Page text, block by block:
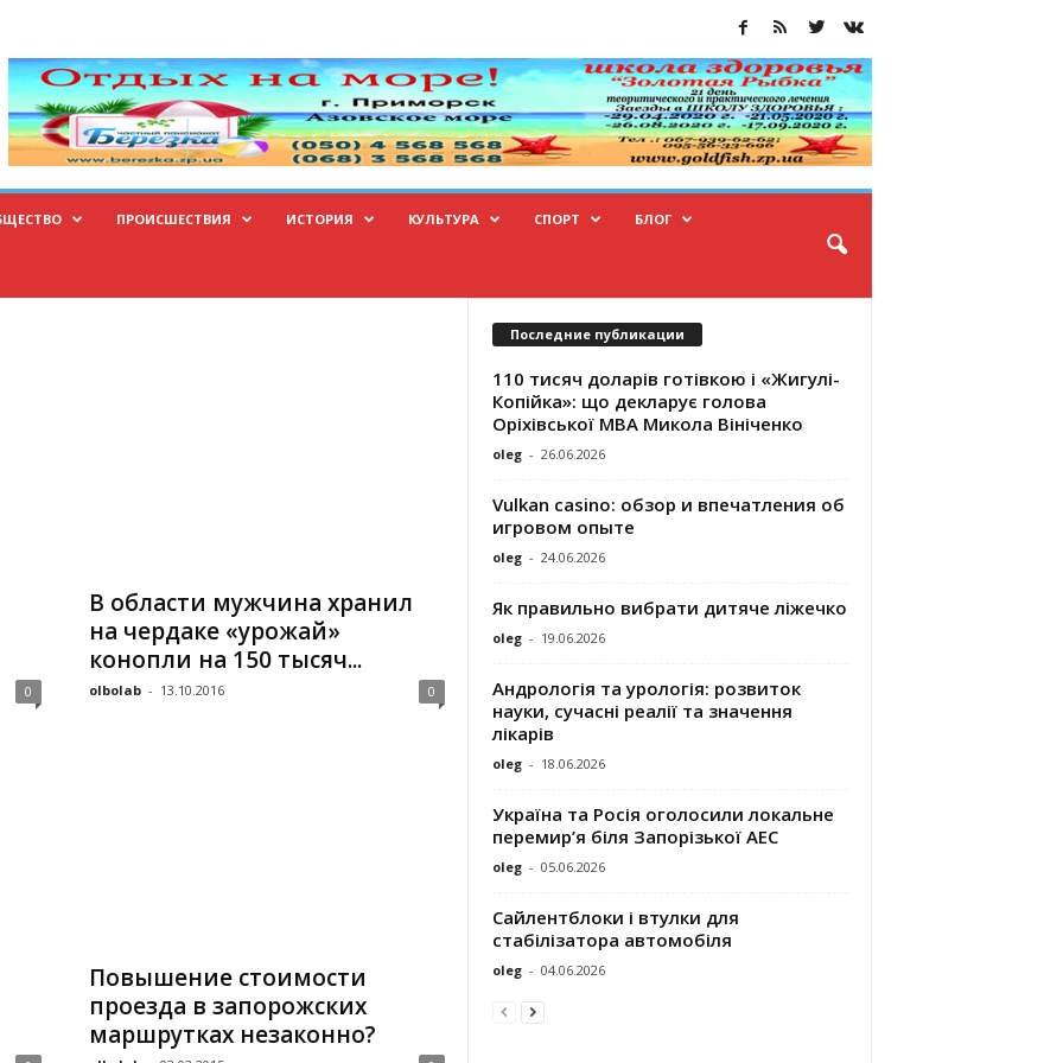
ПРОИСШЕСТВИЯ ИСТОРИЯ КУЛЬТУРА СПОРТ БЛОГ
0
В области мужчина хранил
на чердаке «урожай»
конопли на 150 тысяч...
olbolab - 13.10.2016 0
Повышение стоимости
проезда в запорожских
маршрутках незаконно?
Последние публикации
110 тисяч доларів готівкою і «Жигулі-
Копійка»: що декларує голова
Оріхівської МВА Микола Вініченко
oleg - 26.06.2026
Vulkan casino: обзор и впечатления об
игровом опыте
oleg - 24.06.2026
Як правильно вибрати дитяче ліжечко
oleg - 19.06.2026
Андрологія та урологія: розвиток
науки, сучасні реалії та значення
лікарів
oleg - 18.06.2026
Україна та Росія оголосили локальне
перемир’я біля Запорізької АЕС
oleg - 05.06.2026
Сайлентблоки і втулки для
стабілізатора автомобіля
oleg - 04.06.2026